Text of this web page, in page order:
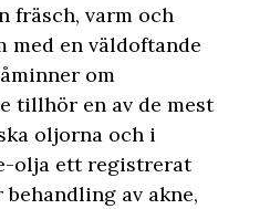
fräsch, varm och
med en väldoftande
om
tillhör en av de mest
oljorna och i
olja ett registrerat
av akne,